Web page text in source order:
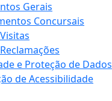
Gerais
Concursais
e Proteção de Dados
de Acessibilidade